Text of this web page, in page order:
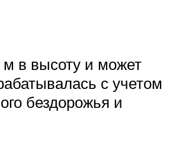
в высоту и может
с учетом
бездорожья и